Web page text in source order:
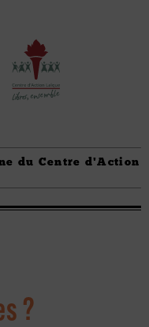
du Centre d'Action
?